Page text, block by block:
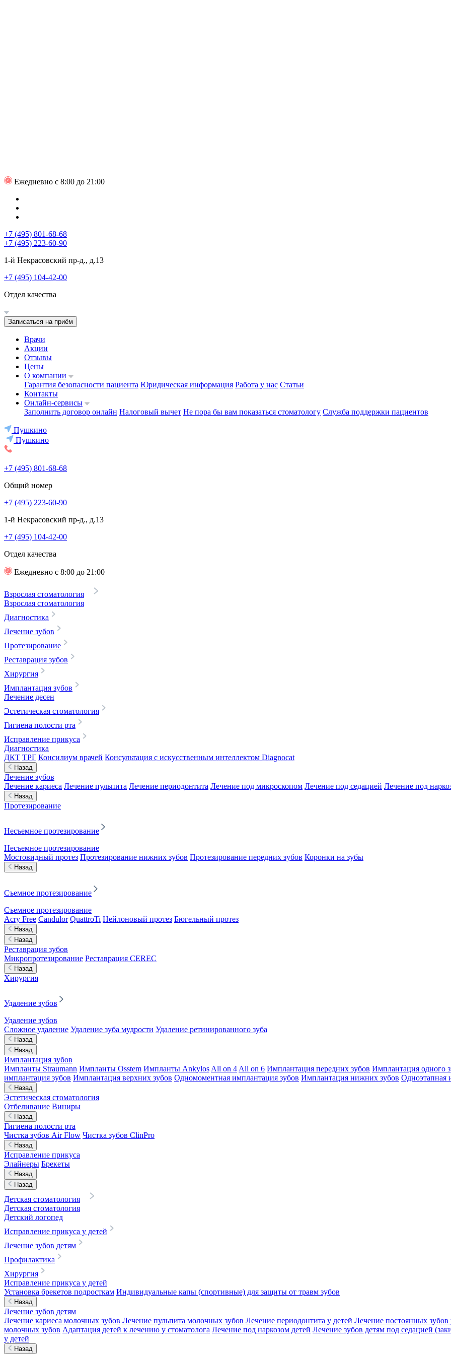
Ежедневно с 8:00 до 21:00
+7 (495) 801-68-68
+7 (495) 223-60-90
1-й Некрасовский пр-д., д.13
+7 (495) 104-42-00
Отдел качества
Записаться на приём
Врачи
Акции
Отзывы
Цены
О компании
Гарантия безопасности пациента Юридическая информация Работа у нас Статьи
Контакты
Онлайн-сервисы
Заполнить договор онлайн Налоговый вычет Не пора бы вам показаться стоматологу Служба поддержки пациентов
Пушкино
Пушкино
+7 (495) 801-68-68
Общий номер
+7 (495) 223-60-90
1-й Некрасовский пр-д., д.13
+7 (495) 104-42-00
Отдел качества
Ежедневно с 8:00 до 21:00
Взрослая стоматология
Взрослая стоматология
Диагностика
Лечение зубов
Протезирование
Реставрация зубов
Хирургия
Имплантация зубов
Лечение десен
Эстетическая стоматология
Гигиена полости рта
Исправление прикуса
Диагностика
ДКТ ТРГ Консилиум врачей Консультация с искусственным интеллектом Diagnocat
Назад
Лечение зубов
Лечение кариеса Лечение пульпита Лечение периодонтита Лечение под микроскопом Лечение под седацией Лечение под
Назад
Протезирование
Несъемное протезирование
Несъемное протезирование
Мостовидный протез Протезирование нижних зубов Протезирование передних зубов Коронки на зубы
Назад
Съемное протезирование
Съемное протезирование
Acry Free Candulor QuattroTi Нейлоновый протез Бюгельный протез
Назад
Назад
Реставрация зубов
Микропротезирование Реставрация CEREC
Назад
Хирургия
Удаление зубов
Удаление зубов
Сложное удаление Удаление зуба мудрости Удаление ретинированного зуба
Назад
Назад
Имплантация зубов
Импланты Straumann Импланты Osstem Импланты Ankylos All on 4 All on 6 Имплантация передних зубов Имплантация одного
имплантация зубов Имплантация верхних зубов Одномоментная имплантация зубов Имплантация нижних зубов Одноэтапная
Назад
Эстетическая стоматология
Отбеливание Виниры
Назад
Гигиена полости рта
Чистка зубов Air Flow Чистка зубов ClinPro
Назад
Исправление прикуса
Элайнеры Брекеты
Назад
Назад
Детская стоматология
Детская стоматология
Детский логопед
Исправление прикуса у детей
Лечение зубов детям
Профилактика
Хирургия
Исправление прикуса у детей
Установка брекетов подросткам Индивидуальные капы (спортивные) для защиты от травм зубов
Назад
Лечение зубов детям
Лечение кариеса молочных зубов Лечение пульпита молочных зубов Лечение периодонтита у детей Лечение постоянных зубов
молочных зубов Адаптация детей к лечению у стоматолога Лечение под наркозом детей Лечение зубов детям под седацией
у детей
Назад